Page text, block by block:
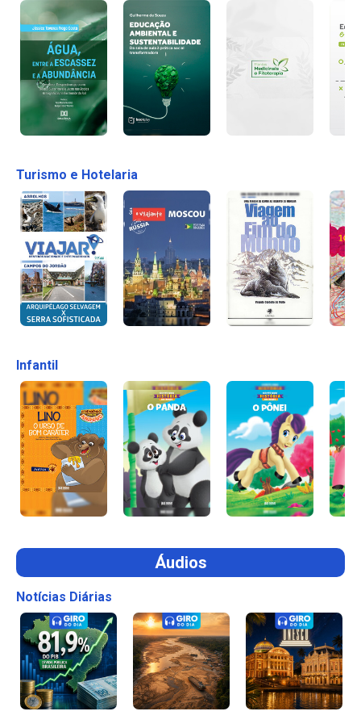
Turismo e Hotelaria
Infantil
Áudios
Notícias Diárias